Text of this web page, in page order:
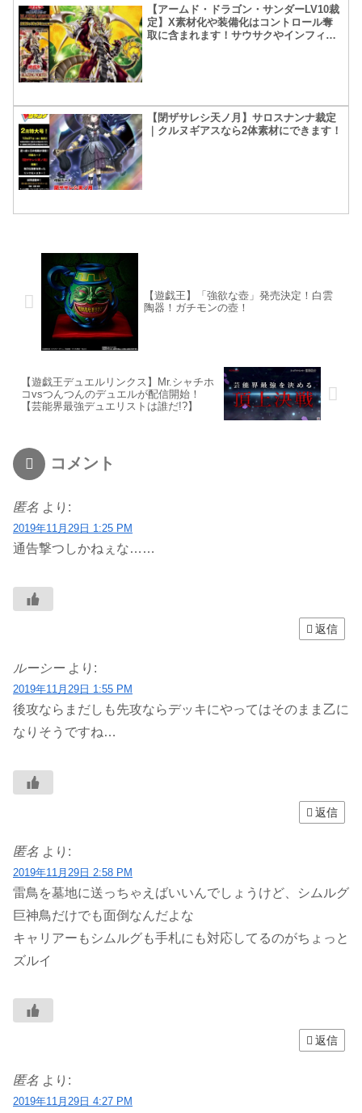
【アームド・ドラゴン・サンダーLV10裁
定】X素材化や装備化はコントロール奪
取に含まれます！サウサクやインフィニ
【閉ザサレシ天ノ月】サロスナンナ裁定
｜クルヌギアスなら2体素材にできます！
【遊戯王】「強欲な壺」発売決定！白雲
陶器！ガチモンの壺！
【遊戯王デュエルリンクス】Mr.シャチホ
コvsつんつんのデュエルが配信開始！
【芸能界最強デュエリストは誰だ!?】
コメント
匿名 より:
2019年11月29日 1:25 PM
通告撃つしかねぇな……
返信
ルーシー より:
2019年11月29日 1:55 PM
後攻ならまだしも先攻ならデッキにやってはそのまま乙に
なりそうですね…
返信
匿名 より:
2019年11月29日 2:58 PM
雷鳥を墓地に送っちゃえばいいんでしょうけど、シムルグ
巨神鳥だけでも面倒なんだよな
キャリアーもシムルグも手札にも対応してるのがちょっと
ズルイ
返信
匿名 より:
2019年11月29日 4:27 PM